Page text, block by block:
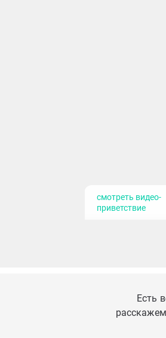
смотреть видео-
приветствие
Есть